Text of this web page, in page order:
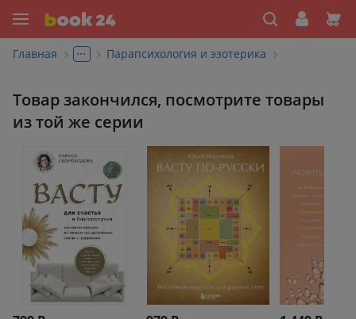
Главная ... Парапсихология и эзотерика
Товар закончился, посмотрите товары
из той же серии